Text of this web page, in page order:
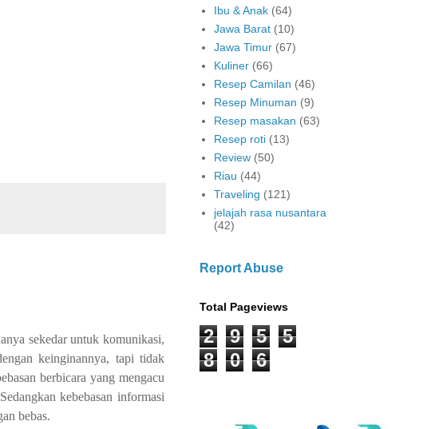
sekedar untuk komunikasi,
keinginannya, tapi tidak
berbicara yang mengacu
kebebasan informasi
bebas.
Ibu & Anak (64)
Jawa Barat (10)
Jawa Timur (67)
Kuliner (66)
Resep Camilan (46)
Resep Minuman (9)
Resep masakan (63)
Resep roti (13)
Review (50)
Riau (44)
Traveling (121)
jelajah rasa nusantara
(42)
Report Abuse
Total Pageviews
2 9 5
5
8
0 6